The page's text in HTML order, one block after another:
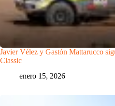
Javier Vélez y Gastón Mattarucco
Classic
enero 15, 2026